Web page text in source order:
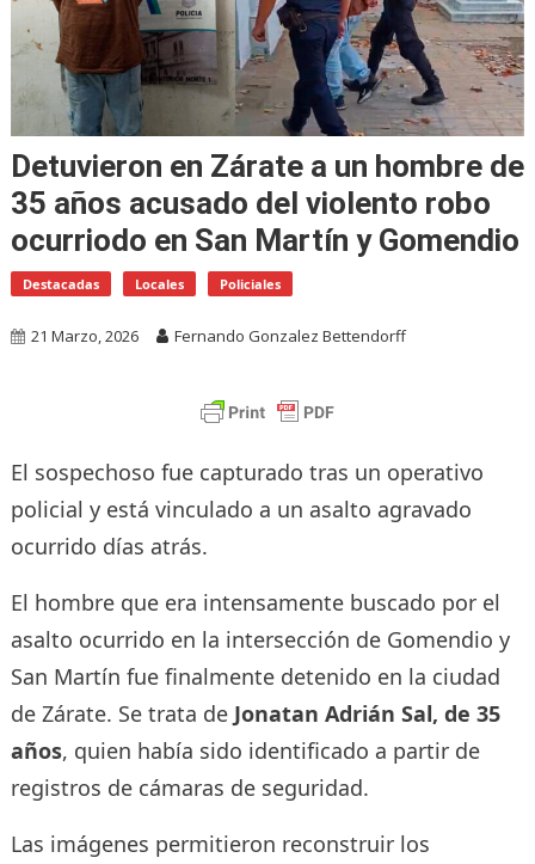
Detuvieron en Zárate a un hombre de
35 años acusado del violento robo
ocurriodo en San Martín y Gomendio
Destacadas Locales Policiales
21 Marzo, 2026 Fernando Gonzalez Bettendorff
El sospechoso fue capturado tras un operativo
policial y está vinculado a un asalto agravado
ocurrido días atrás.
El hombre que era intensamente buscado por el
asalto ocurrido en la intersección de Gomendio y
San Martín fue finalmente detenido en la ciudad
de Zárate. Se trata de Jonatan Adrián Sal, de 35
años, quien había sido identificado a partir de
registros de cámaras de seguridad.
Las imágenes permitieron reconstruir los